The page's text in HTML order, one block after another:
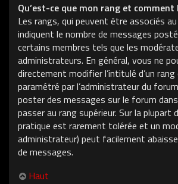
Qu’est-ce que mon rang et
Les rangs, qui peuvent être associés
indiquent le nombre de messages
certains membres tels que les
administrateurs. En général, vous ne
directement modifier l’intitulé d’un
paramétré par l’administrateur du
poster des messages sur le forum
passer au rang supérieur. Sur la
pratique est rarement tolérée et un
administrateur) peut facilement
de messages.
Haut